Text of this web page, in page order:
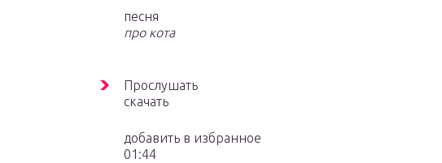
песня
про кота
Прослушать
скачать
добавить в избранное
01:44